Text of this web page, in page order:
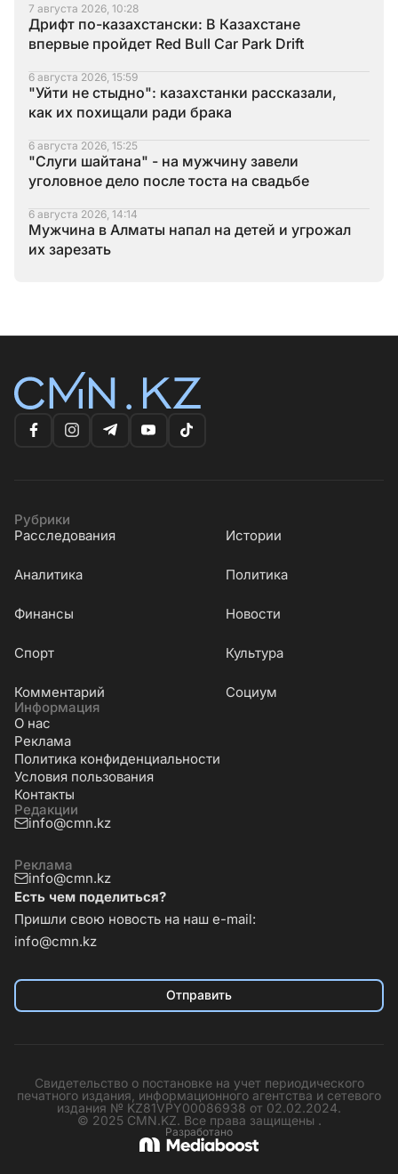
7 августа 2026, 10:28
Дрифт по-казахстански: В Казахстане
впервые пройдет Red Bull Car Park Drift
6 августа 2026, 15:59
"Уйти не стыдно": казахстанки рассказали,
как их похищали ради брака
6 августа 2026, 15:25
"Слуги шайтана" - на мужчину завели
уголовное дело после тоста на свадьбе
6 августа 2026, 14:14
Мужчина в Алматы напал на детей и угрожал
их зарезать
Рубрики
Расследования
Истории
Аналитика Политика
Финансы Новости
Cпорт Культура
Комментарий
Социум
Информация
О нас
Реклама
Политика конфиденциальности
Условия пользования
Контакты
Редакции
info@cmn.kz
Реклама
info@cmn.kz
Есть чем поделиться?
Пришли свою новость на наш e-mail:
info@cmn.kz
Отправить
Свидетельство о постановке на учет периодического
печатного издания, информационного агентства и сетевого
издания № KZ81VPY00086938 от 02.02.2024.
© 2025 CMN.KZ. Все права защищены .
Разработано